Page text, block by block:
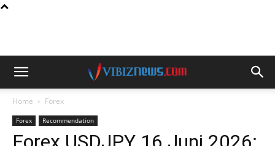
Home Forex
Forex Recommendation